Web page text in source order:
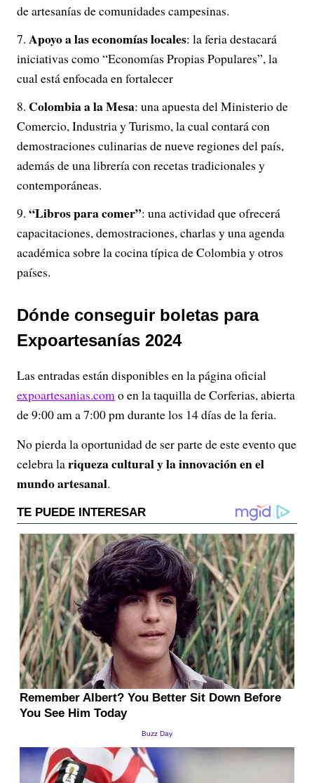
de artesanías de comunidades campesinas.
Apoyo a las economías locales: la feria destacará
iniciativas como “Economías Propias Populares”, la
cual está enfocada en fortalecer
Colombia a la Mesa: una apuesta del Ministerio de
Comercio, Industria y Turismo, la cual contará con
demostraciones culinarias de nueve regiones del país,
además de una librería con recetas tradicionales y
contemporáneas.
“Libros para comer”: una actividad que ofrecerá
capacitaciones, demostraciones, charlas y una agenda
académica sobre la cocina típica de Colombia y otros
países.
Dónde conseguir boletas para
Expoartesanías 2024
Las entradas están disponibles en la página oficial
expoartesanias.como en la taquilla de Corferias, abierta
de 9:00 am a 7:00 pm durante los 14 días de la feria.
No pierda la oportunidad de ser parte de este evento que
celebra lariqueza cultural y la innovación en el
mundo artesanal.